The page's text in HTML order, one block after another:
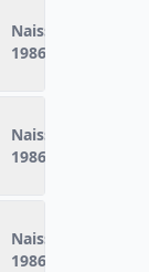
Naissances
1986
Naissances
1986
Naissances
1986